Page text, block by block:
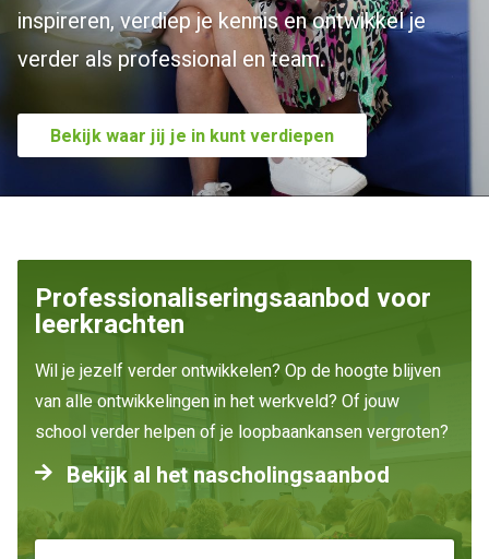
inspireren, verdiep je kennis en ontwikkel je
verder als professional en team.
Bekijk waar jij je in kunt verdiepen
Professionaliseringsaanbod voor
leerkrachten
Wil je jezelf verder ontwikkelen? Op de hoogte blijven
van alle ontwikkelingen in het werkveld? Of jouw
school verder helpen of je loopbaankansen vergroten?
Bekijk al het nascholingsaanbod